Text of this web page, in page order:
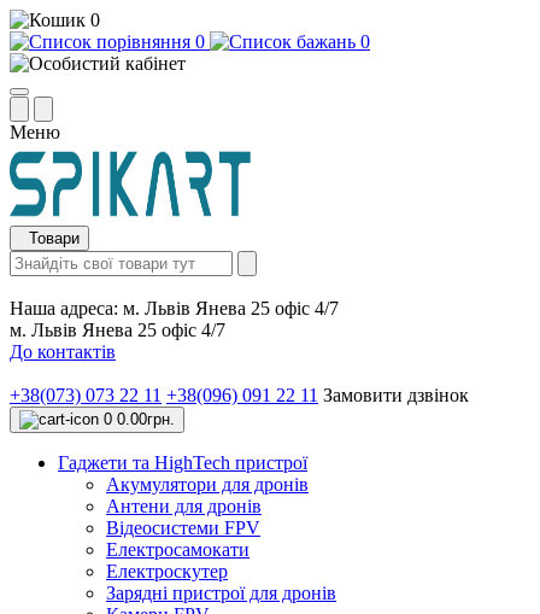
0
0
0
Меню
Товари
Наша адреса: м. Львів Янева 25 офіс 4/7
м. Львів Янева 25 офіс 4/7
До контактів
+38(073) 073 22 11 +38(096) 091 22 11 Замовити дзвінок
0 0.00грн.
Гаджети та HighTech пристрої
Акумулятори для дронів
Антени для дронів
Відеосистеми FPV
Електросамокати
Електроскутер
Зарядні пристрої для дронів